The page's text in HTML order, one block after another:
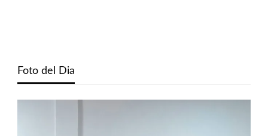
Foto del Dia